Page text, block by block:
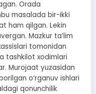
Orada
masalada bir-ikki
ham qilgan. Lekin
Mazkur ta’lim
tomonidan
tashkilot xodimlari
Murojaat yuzasidan
o‘rganuv ishlari
qonunchilik